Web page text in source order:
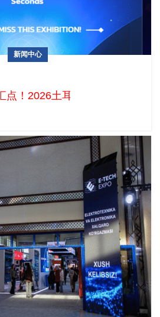
新闻中心
点！2026土耳其移动通讯暨消